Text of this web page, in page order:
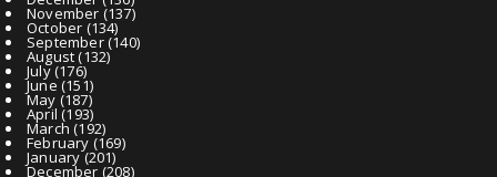
November (137)
October (134)
September(140)
August(132)
July(176)
June(151)
May (187)
April (193)
March (192)
February (169)
January(201)
December (208)